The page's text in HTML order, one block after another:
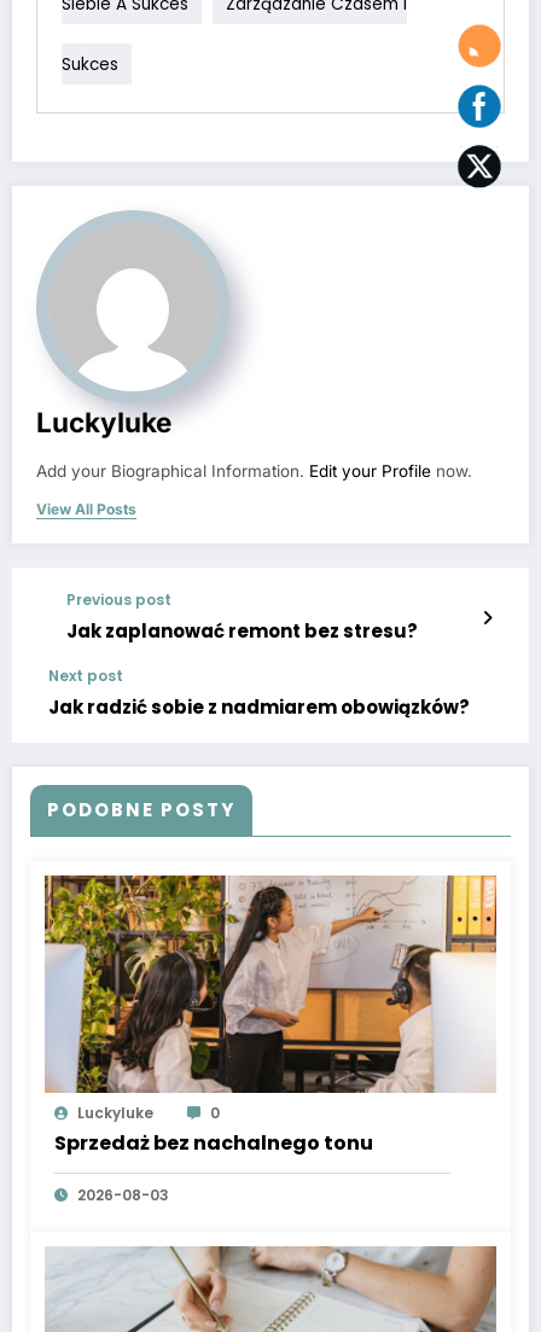
Sukces
Luckyluke
Add your Biographical Information. Edit your Profile now.
View All Posts
Previous post
Jak zaplanować remont bez stresu?
Next post
Jak radzić sobie z nadmiarem obowiązków?
PODOBNE POSTY
Luckyluke 0
Sprzedaż bez nachalnego tonu
2026-08-03